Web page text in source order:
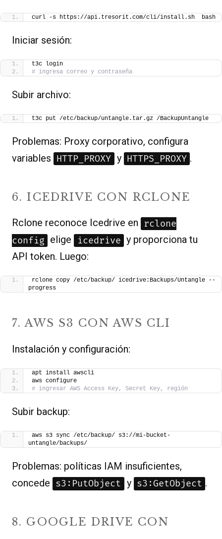
curl -s https://api.tresorit.com/cli/install.sh  bash
Iniciar sesión:
t3c login
# ingresa correo y contraseña
Subir archivo:
t3c put /etc/backup/untangle.tar.gz /BackupUntangle
Problemas: Proxy corporativo, configura
variables HTTP_PROXY y HTTPS_PROXY .
6. ICEDRIVE CON RCLONE
Rclone reconoce Icedrive en
rclone
config elige icedrive y proporciona tu
API token. Luego:
rclone copy /etc/backup/ icedrive:Backups/Untangle --
progress
7. AWS S3 CON AWS CLI
Instalación y configuración:
apt install awscli
aws configure
# ingresar AWS Access Key, Secret Key, región
Subir backup:
aws s3 sync /etc/backup/ s3://mi-bucket-
untangle/backups/
Problemas: políticas IAM insuficientes,
concede s3:PutObject y s3:GetObject .
8. GOOGLE DRIVE CON